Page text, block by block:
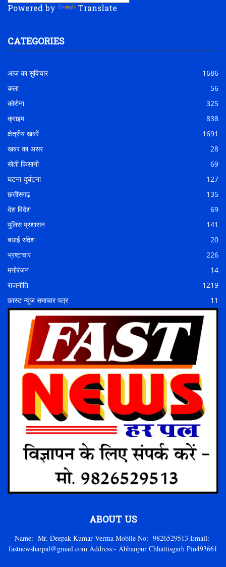
Powered by Translate
CATEGORIES
आज का सुविचार
1686
कला
56
कोरोना
325
क्राइम
838
क्षेत्रीय खबरें
1691
खबर का असर
28
खेती किसानी
69
घटना-दुर्घटना
127
छत्तीसगढ़
135
देश विदेश
69
पुलिस प्रशासन
141
बधाई संदेश
20
भ्रष्टाचार
226
मनोरंजन
14
राजनीति
1219
फ़ास्ट न्यूज समाचार पत्र
11
ABOUT US
Name:- Mr. Deepak Kumar Verma Mobile No:- 9826529513 Email:-
fastnewsharpal@gmail.com Address:- Abhanpur Chhattisgarh Pin493661